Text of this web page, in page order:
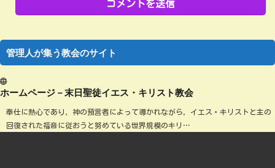
管理人が集う教会のサイト
ホームページ－末日聖徒イエス・キリスト教会
奉仕に熱心であり，神の預言者によって導かれながら，イエス・キリストと主の
回復された福音に従おうと努めている世界規模のキリ…